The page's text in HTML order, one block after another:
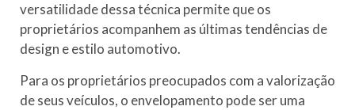
versatilidade dessa técnica permite que os
proprietários acompanhem as últimas tendências de
design e estilo automotivo.
Para os proprietários preocupados com a valorização
de seus veículos, o envelopamento pode ser uma